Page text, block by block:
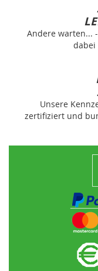
Andere warten...
dabei
Unsere
zertifiziert und